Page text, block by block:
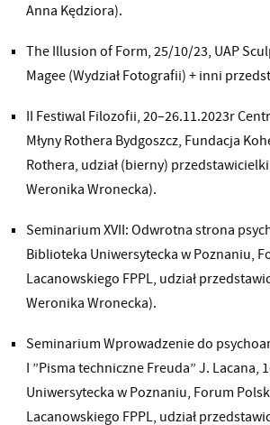
Anna Kędziora).
The Illusion of Form, 25/10/23, UAP
Magee (Wydział Fotografii) + inni
II Festiwal Filozofii, 20–26.11.2023r
Młyny Rothera Bydgoszcz, Fundacja
Rothera, udział (bierny)
Weronika Wronecka).
Seminarium XVII: Odwrotna strona
Biblioteka Uniwersytecka w Poznaniu,
Lacanowskiego FPPL, udział
Weronika Wronecka).
Seminarium Wprowadzenie do
I ”Pisma techniczne Freuda” J. Lacana,
Uniwersytecka w Poznaniu, Forum
Lacanowskiego FPPL, udział